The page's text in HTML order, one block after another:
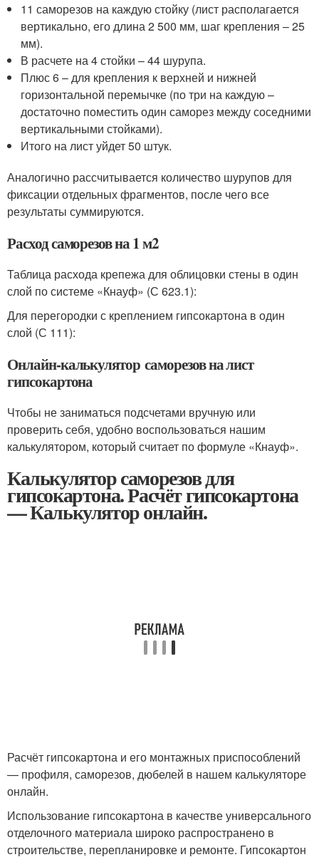
11 саморезов на каждую стойку (лист располагается
вертикально, его длина 2 500 мм, шаг крепления – 25
мм).
В расчете на 4 стойки – 44 шурупа.
Плюс 6 – для крепления к верхней и нижней
горизонтальной перемычке (по три на каждую –
достаточно поместить один саморез между соседними
вертикальными стойками).
Итого на лист уйдет 50 штук.
Аналогично рассчитывается количество шурупов для
фиксации отдельных фрагментов, после чего все
результаты суммируются.
Расход саморезов на 1 м2
Таблица расхода крепежа для облицовки стены в один
слой по системе «Кнауф» (С 623.1):
Для перегородки с креплением гипсокартона в один
слой (С 111):
Онлайн-калькулятор саморезов на лист
гипсокартона
Чтобы не заниматься подсчетами вручную или
проверить себя, удобно воспользоваться нашим
калькулятором, который считает по формуле «Кнауф».
Калькулятор саморезов для
гипсокартона. Расчёт гипсокартона
— Калькулятор онлайн.
Расчёт гипсокартона и его монтажных приспособлений
— профиля, саморезов, дюбелей в нашем калькуляторе
онлайн.
Использование гипсокартона в качестве универсального
отделочного материала широко распространено в
строительстве, перепланировке и ремонте. Гипсокартон